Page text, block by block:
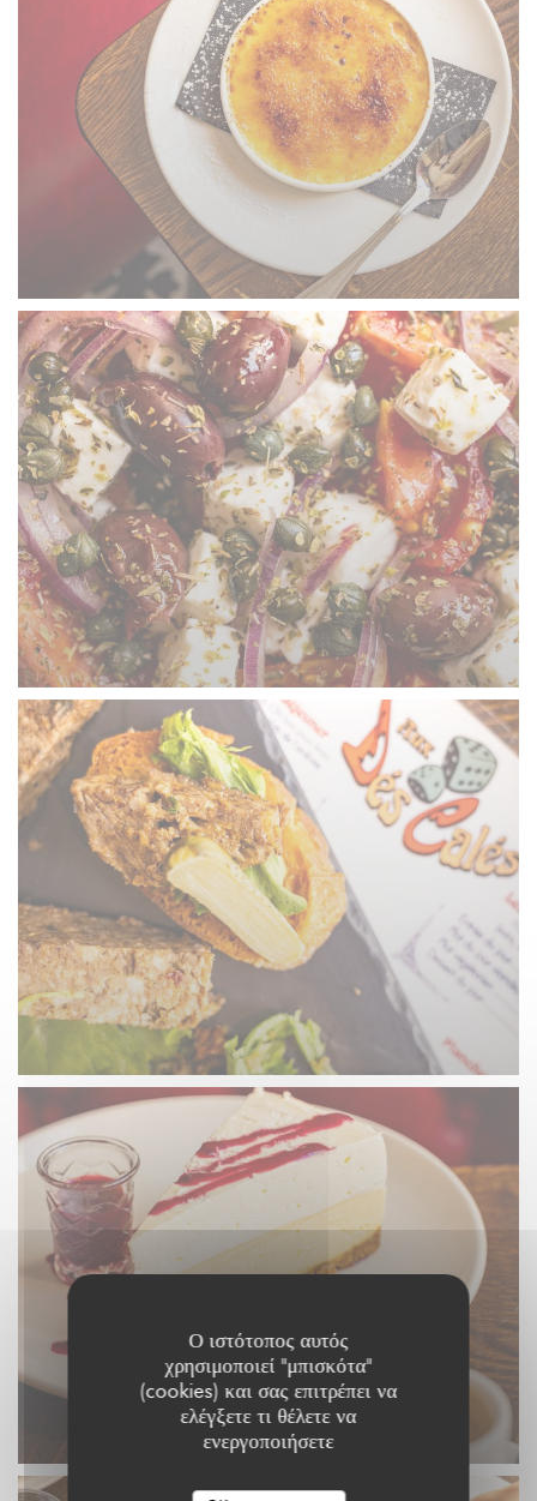
Ο ιστότοπος αυτός
χρησιμοποιεί "μπισκότα"
(cookies) και σας επιτρέπει να
ελέγξετε τι θέλετε να
ενεργοποιήσετε